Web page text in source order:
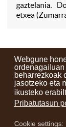
Webgune
beharrezkoak
jasotzeko eta
ikusteko
Pribatutasun
Cookie settings:
gaztelania.
etxea
Kontaktuak